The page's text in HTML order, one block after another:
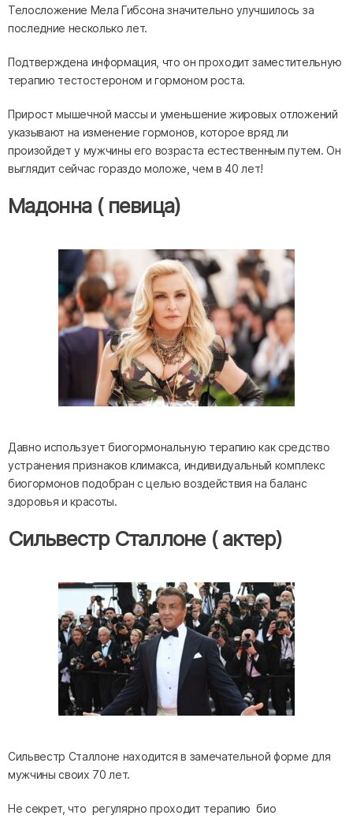
Телосложение Мела Гибсона значительно улучшилось за
последние несколько лет.
Подтверждена информация, что он проходит заместительную
терапию тестостероном и гормоном роста.
Прирост мышечной массы и уменьшение жировых отложений
указывают на изменение гормонов, которое вряд ли
произойдет у мужчины его возраста естественным путем. Он
выглядит сейчас гораздо моложе, чем в 40 лет!
Мадонна ( певица)
Давно использует биогормональную терапию как средство
устранения признаков климакса, индивидуальный комплекс
биогормонов подобран с целью воздействия на баланс
здоровья и красоты.
Сильвестр Сталлоне ( актер)
Сильвестр Сталлоне находится в замечательной форме для
мужчины своих 70 лет.
Не секрет, что регулярно проходит терапию био